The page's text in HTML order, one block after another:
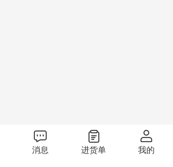
消息 进货单 我的